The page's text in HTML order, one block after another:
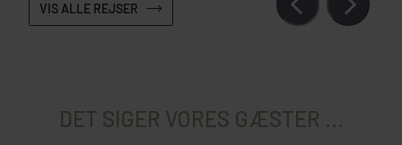
VIS ALLE REJSER
DET SIGER VORES GÆSTER ...